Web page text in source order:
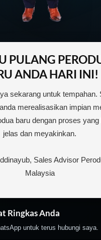
PULANG
ANDA HARI INI!
sekarang untuk tempahan.
merealisasikan impian
baru dengan proses yang
jelas dan meyakinkan.
Sales Advisor
Malaysia
Ringkas Anda
untuk terus hubungi saya.